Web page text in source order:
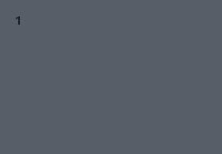
1